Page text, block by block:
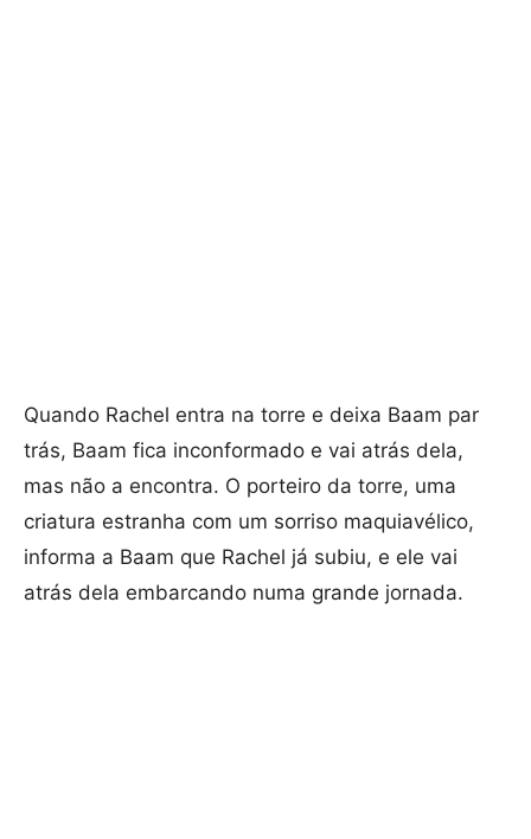
Quando Rachel entra na torre e deixa Baam par
trás, Baam fica inconformado e vai atrás dela,
mas não a encontra. O porteiro da torre, uma
criatura estranha com um sorriso maquiavélico,
informa a Baam que Rachel já subiu, e ele vai
atrás dela embarcando numa grande jornada.